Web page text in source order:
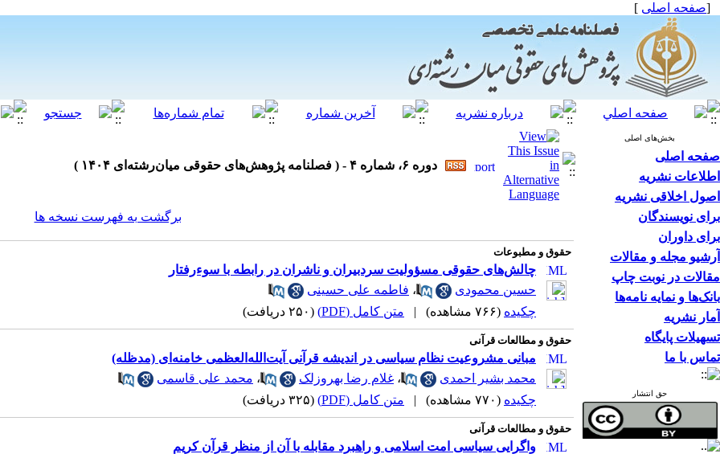
[صفحه اصلی ]
بخش‌های اصلی
صفحه اصلی
اطلاعات نشریه
اصول اخلاقی نشریه
برای نویسندگان
برای داوران
آرشیو مجله و مقالات
مقالات در نوبت چاپ
بانک‌ها و نمایه نامه‌ها
آمار نشریه
تسهیلات پایگاه
تماس با ما
حق انتشار
دوره ۶، شماره ۴ - ( فصلنامه پژوهش‌های حقوقی میان‌رشته‌ای ۱۴۰۴ )
برگشت به فهرست نسخه ها
حقوق و مطبوعات
چالش‌های حقوقی مسؤولیت سردبیران و ناشران در رابطه با سوءرفتار
حسین محمودی
، فاطمه علی حسینی
چکیده (۷۶۶ مشاهده) | متن کامل (PDF) (۲۵۰ دریافت)
حقوق و مطالعات قرآنی
مبانی مشروعیت نظام سیاسی در اندیشه قرآنی آیت‌الله‌العظمی خامنه‌ای (مدظله)
محمد بشیر احمدی
، غلام رضا بهروزلک ، محمد علی قاسمی
چکیده (۷۷۰ مشاهده) | متن کامل (PDF) (۳۲۵ دریافت)
حقوق و مطالعات قرآنی
واگرایی سیاسی امت اسلامی و راهبرد مقابله با آن از منظر قرآن کریم